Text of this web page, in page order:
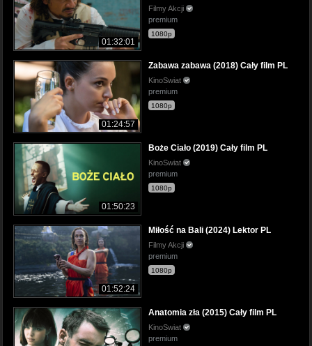
01:32:01
Filmy Akcji
premium
1080p
01:24:57
Zabawa zabawa (2018) Cały film PL
KinoSwiat
premium
1080p
01:50:23
Boże Ciało (2019) Cały film PL
KinoSwiat
premium
1080p
01:52:24
Miłość na Bali (2024) Lektor PL
Filmy Akcji
premium
1080p
Anatomia zła (2015) Cały film PL
KinoSwiat
premium